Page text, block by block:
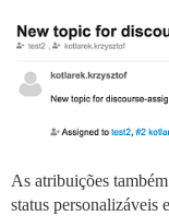
As atribuições
status personalizáveis